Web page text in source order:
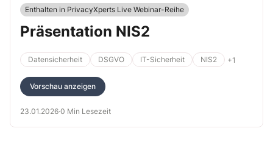
Enthalten in PrivacyXperts Live Webinar-Reihe
Präsentation NIS2
Datensicherheit DSGVO IT-Sicherheit NIS2 +1
Vorschau anzeigen
23.01.2026·0 Min Lesezeit